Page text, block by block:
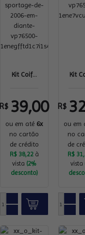
Kit Coif...
39,00
ou em até 6x
no cartão
de crédito
R$ 38,22à
vista (2%
desconto)
Kit
R$
ou em
no
de
R$
vista